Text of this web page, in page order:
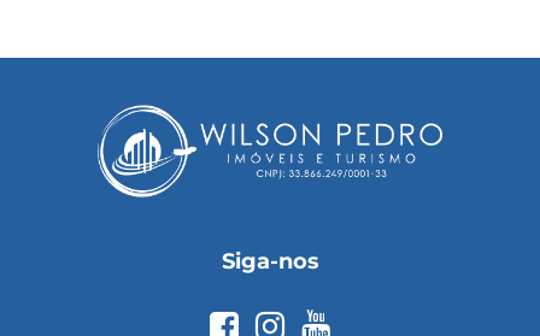
Siga-nos